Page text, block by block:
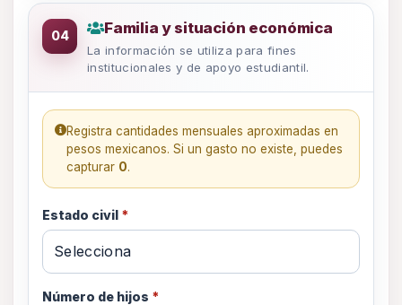
Datos de familia y estudio
04 Familia y situación económica
La información se utiliza para fines
institucionales y de apoyo estudiantil.
Registra cantidades mensuales aproximadas en
pesos mexicanos. Si un gasto no existe, puedes
capturar 0.
Estado civil *
Número de hijos *